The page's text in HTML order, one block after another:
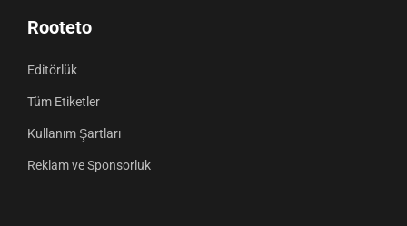
Rooteto
Editörlük
Tüm Etiketler
Kullanım Şartları
Reklam ve Sponsorluk